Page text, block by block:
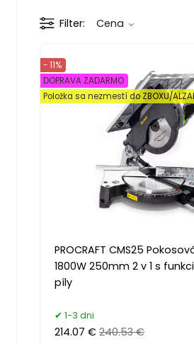
Filter Cena
PROCRAFT CMS25
1800W 250mm 2 v 1 s
píly
- 11%
DOPRAVA ZADARMO
Položka sa nezmestí do ZBOXU/
1-3 dni
214.07 € 240.53 €